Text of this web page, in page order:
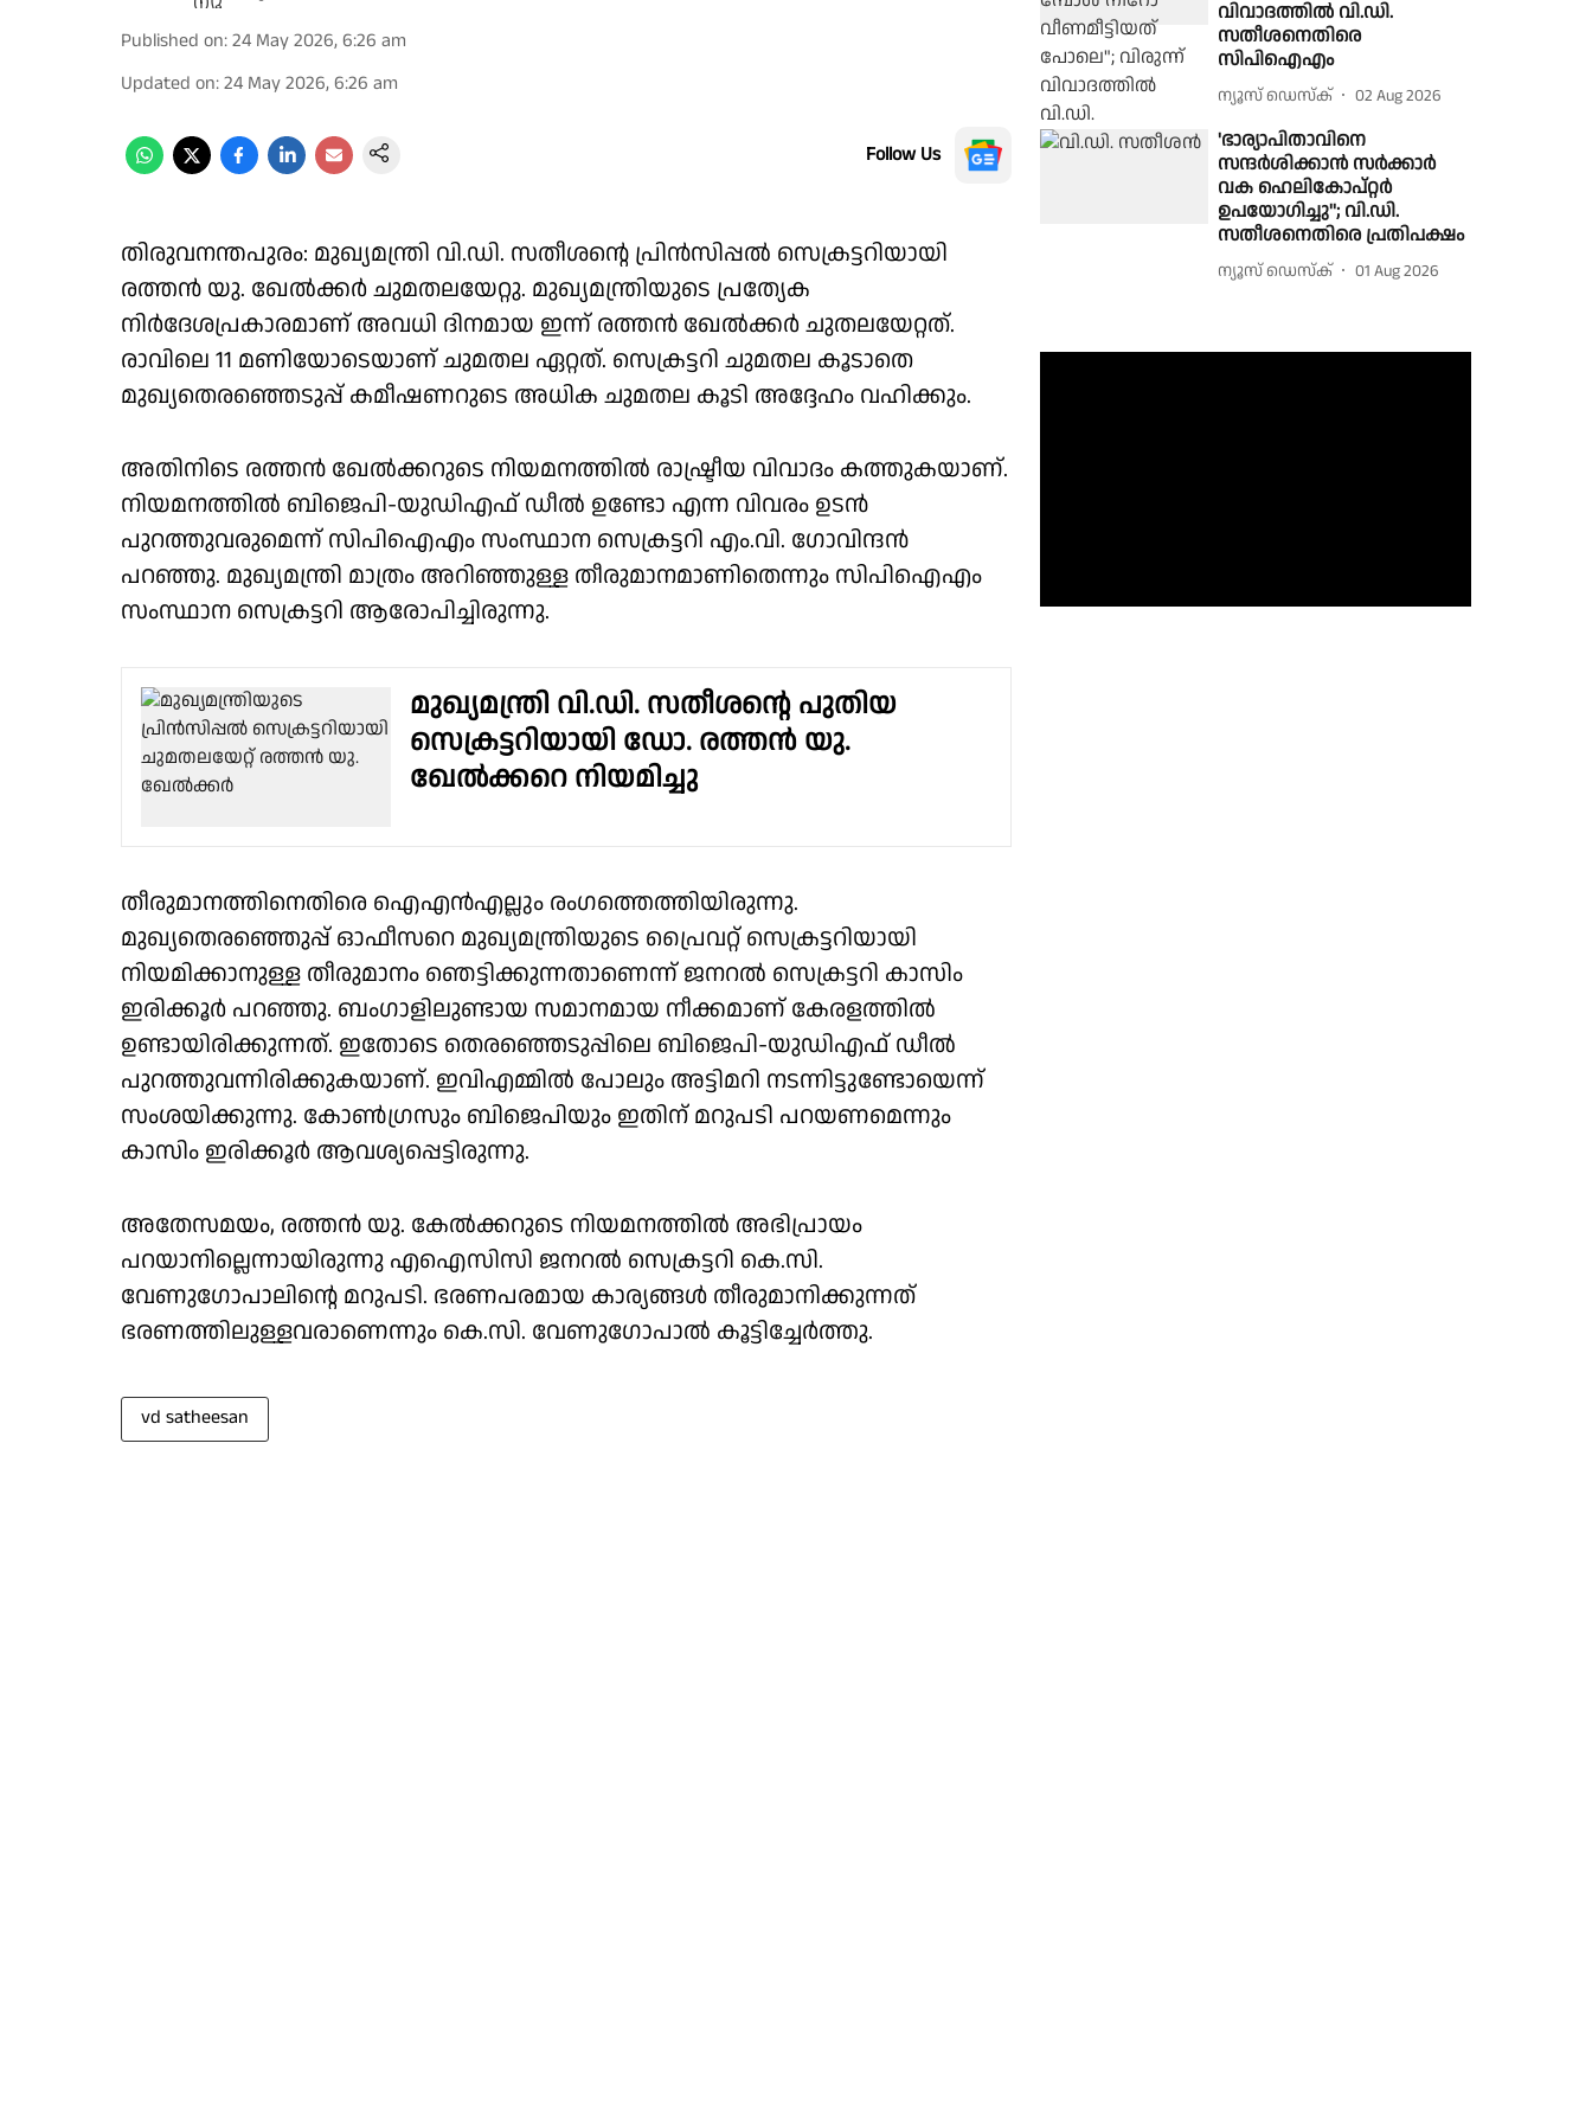
Published on:24 May 2026, 6:26 am
Updated on:24 May 2026, 6:26 am
Follow Us
തിരുവനന്തപുരം: മുഖ്യമന്ത്രി വി.ഡി. സതീശന്റെ പ്രിൻസിപ്പൽ സെക്രട്ടറിയായി
രത്തൻ യു. ഖേൽക്കർ ചുമതലയേറ്റു. മുഖ്യമന്ത്രിയുടെ പ്രത്യേക
നിർദേശപ്രകാരമാണ് അവധി ദിനമായ ഇന്ന് രത്തൻ ഖേൽക്കർ ചുതലയേറ്റത്.
രാവിലെ 11 മണിയോടെയാണ് ചുമതല ഏറ്റത്. സെക്രട്ടറി ചുമതല കൂടാതെ
മുഖ്യതെരഞ്ഞെടുപ്പ് കമീഷണറുടെ അധിക ചുമതല കൂടി അദ്ദേഹം വഹിക്കും.
അതിനിടെ രത്തൻ ഖേൽക്കറുടെ നിയമനത്തിൽ രാഷ്ട്രീയ വിവാദം കത്തുകയാണ്.
നിയമനത്തിൽ ബിജെപി-യുഡിഎഫ് ഡീൽ ഉണ്ടോ എന്ന വിവരം ഉടൻ
പുറത്തുവരുമെന്ന് സിപിഐഎം സംസ്ഥാന സെക്രട്ടറി എം.വി. ഗോവിന്ദൻ
പറഞ്ഞു. മുഖ്യമന്ത്രി മാത്രം അറിഞ്ഞുള്ള തീരുമാനമാണിതെന്നും സിപിഐഎം
സംസ്ഥാന സെക്രട്ടറി ആരോപിച്ചിരുന്നു.
മുഖ്യമന്ത്രി വി.ഡി. സതീശൻ്റെ പുതിയ
സെക്രട്ടറിയായി ഡോ. രത്തൻ യു.
ഖേൽക്കറെ നിയമിച്ചു
തീരുമാനത്തിനെതിരെ ഐഎൻഎല്ലും രം​ഗത്തെത്തിയിരുന്നു.
മുഖ്യതെരഞ്ഞെുപ്പ് ഓഫീസറെ മുഖ്യമന്ത്രിയുടെ പ്രൈവറ്റ് സെക്രട്ടറിയായി
നിയമിക്കാനുള്ള തീരുമാനം ഞെട്ടിക്കുന്നതാണെന്ന് ജനറൽ സെക്രട്ടറി കാസിം
ഇരിക്കൂർ പറഞ്ഞു. ബംഗാളിലുണ്ടായ സമാനമായ നീക്കമാണ് കേരളത്തിൽ
ഉണ്ടായിരിക്കുന്നത്. ഇതോടെ തെരഞ്ഞെടുപ്പിലെ ബിജെപി-യുഡിഎഫ് ഡീൽ
പുറത്തുവന്നിരിക്കുകയാണ്. ഇവിഎമ്മിൽ പോലും അട്ടിമറി നടന്നിട്ടുണ്ടോയെന്ന്
സംശയിക്കുന്നു. കോൺഗ്രസും ബിജെപിയും ഇതിന് മറുപടി പറയണമെന്നും
കാസിം ഇരിക്കൂർ ആവശ്യപ്പെട്ടിരുന്നു.
അതേസമയം, രത്തൻ യു. കേൽക്കറുടെ നിയമനത്തിൽ അഭിപ്രായം
പറയാനില്ലെന്നായിരുന്നു എഐസിസി ജനറൽ സെക്രട്ടറി കെ.സി.
വേണുഗോപാലിന്റെ മറുപടി. ഭരണപരമായ കാര്യങ്ങൾ തീരുമാനിക്കുന്നത്
ഭരണത്തിലുള്ളവരാണെന്നും കെ.സി. വേണുഗോപാൽ കൂട്ടിച്ചേർത്തു.
vd satheesan
വിവാദത്തിൽ വി.ഡി.
സതീശനെതിരെ
സിപിഐഎം
ന്യൂസ് ഡെസ്ക് 02 Aug 2026
'ഭാര്യാപിതാവിനെ
സന്ദർശിക്കാൻ സർക്കാർ
വക ഹെലികോപ്റ്റർ
ഉപയോഗിച്ചു''; വി.ഡി.
സതീശനെതിരെ പ്രതിപക്ഷം
ന്യൂസ് ഡെസ്ക് 01 Aug 2026